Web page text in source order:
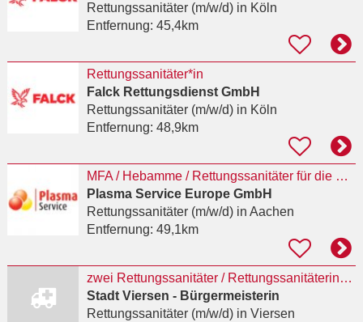
Rettungssanitäter (m/w/d)in Köln
Entfernung: 45,4km
Rettungssanitäter*in
Falck Rettungsdienst GmbH
Rettungssanitäter (m/w/d)in Köln
Entfernung: 48,9km
MFA / Hebamme / Rettungssanitäter für die Blutplasmaspende (m/w/d)
Plasma Service Europe GmbH
Rettungssanitäter (m/w/d)in Aachen
Entfernung: 49,1km
zwei Rettungssanitäter / Rettungssanitäterinnen
Stadt Viersen - Bürgermeisterin
Rettungssanitäter (m/w/d)in Viersen